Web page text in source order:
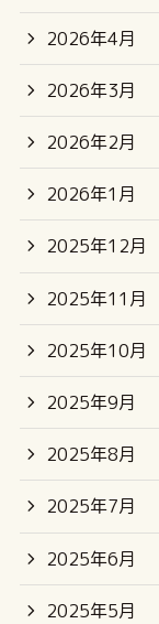
2026年4月
2026年3月
2026年2月
2026年1月
2025年12月
2025年11月
2025年10月
2025年9月
2025年8月
2025年7月
2025年6月
2025年5月